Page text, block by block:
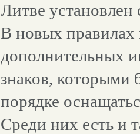
Литве установлен
В новых правилах
дополнительных
знаков, которыми
порядке
Среди них есть и